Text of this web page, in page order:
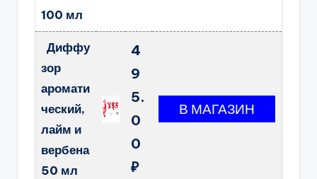
100 мл
Диффу
зор
аромати
ческий,
лайм и
вербена
50 мл
4
9
5.
0
0
₽